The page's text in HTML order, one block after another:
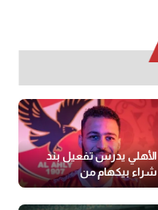
الأهلي يدرس تفعيل بند
شراء بيكهام من
سيراميكا